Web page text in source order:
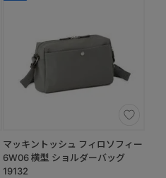
マッキントッシュ フィロソフィー
6W06 横型 ショルダーバッグ
19132